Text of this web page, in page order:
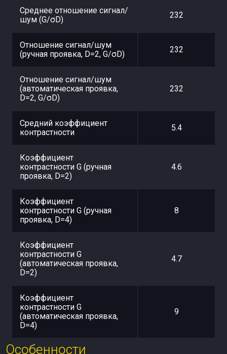
Среднее отношение сигнал/
шум (G/σD)
232
Отношение сигнал/шум
(ручная проявка, D=2, G/σD)
232
Отношение сигнал/шум
(автоматическая проявка,
D=2, G/σD)
232
Средний коэффициент
контрастности
5.4
Коэффициент
контрастности G (ручная
проявка, D=2)
4.6
Коэффициент
контрастности G (ручная
проявка, D=4)
8
Коэффициент
контрастности G
(автоматическая проявка,
D=2)
4.7
Коэффициент
контрастности G
(автоматическая проявка,
D=4)
9
Особенности